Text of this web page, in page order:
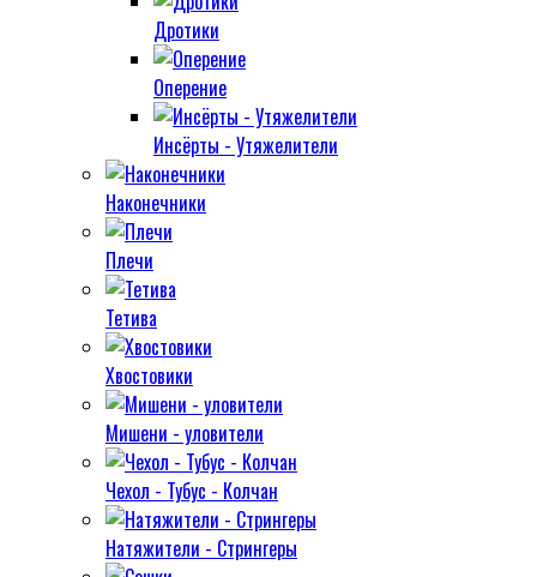
Дротики
Оперение
Инсёрты - Утяжелители
Наконечники
Плечи
Тетива
Хвостовики
Мишени - уловители
Чехол - Тубус - Колчан
Натяжители - Стрингеры